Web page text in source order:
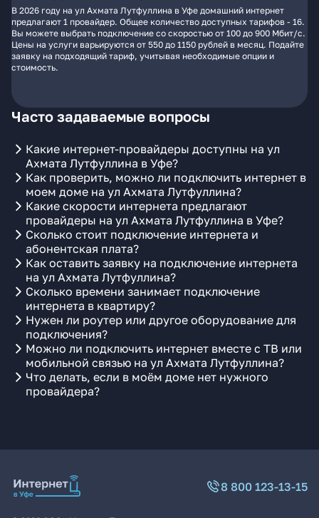
В 2026 году на ул Ахмата Лутфуллина в Уфе домашний интернет
предлагают 1 провайдер. Общее количество доступных тарифов - 16.
Вы можете выбрать подключение со скоростью от 100 до 900 Мбит/с.
Цены на услуги варьируются от 550 до 1150 рублей в месяц. Подайте
заявку на подходящий тариф, учитывая необходимые опции и
стоимость.
Часто задаваемые вопросы
Какие интернет-провайдеры доступны на ул
Ахмата Лутфуллина в Уфе?
Как проверить, можно ли подключить интернет в
моем доме на ул Ахмата Лутфуллина?
Какие скорости интернета предлагают
провайдеры на ул Ахмата Лутфуллина в Уфе?
Сколько стоит подключение интернета и
абонентская плата?
Как оставить заявку на подключение интернета
на ул Ахмата Лутфуллина?
Сколько времени занимает подключение
интернета в квартиру?
Нужен ли роутер или другое оборудование для
подключения?
Можно ли подключить интернет вместе с ТВ или
мобильной связью на ул Ахмата Лутфуллина?
Что делать, если в моём доме нет нужного
провайдера?
8 800 123-13-15